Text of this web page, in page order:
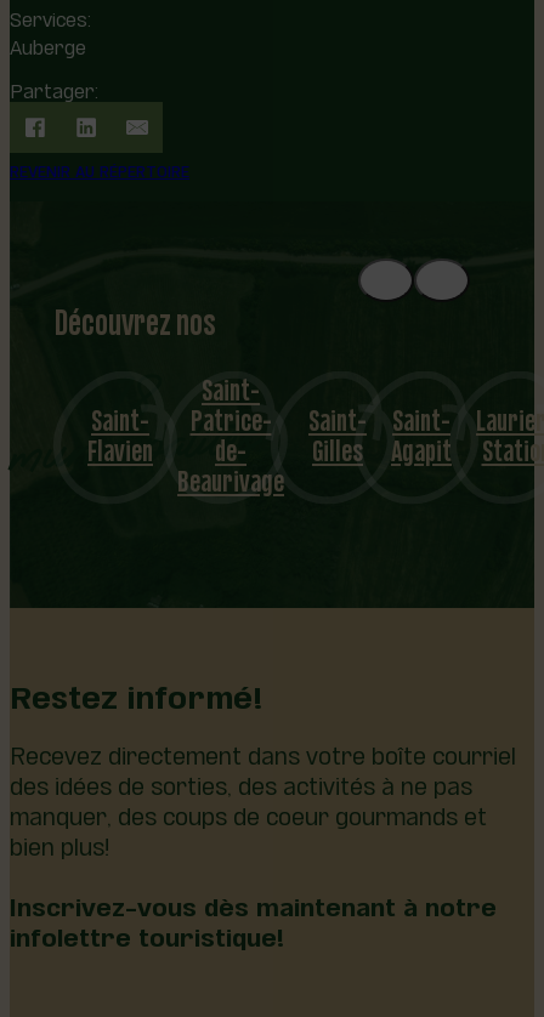
Services:
Auberge
Partager:
REVENIR AU RÉPERTOIRE
Découvrez nos
1
8
mu
nicipalités
Saint-
Flavien
Saint-
Patrice-
de-
Beaurivage
Saint-
Gilles
Saint-
Agapit
Laurier-
Station
Restez informé!
Recevez directement dans votre boîte courriel
des idées de sorties, des activités à ne pas
manquer, des coups de coeur gourmands et
bien plus!
Inscrivez-vous dès maintenant à notre
infolettre touristique!